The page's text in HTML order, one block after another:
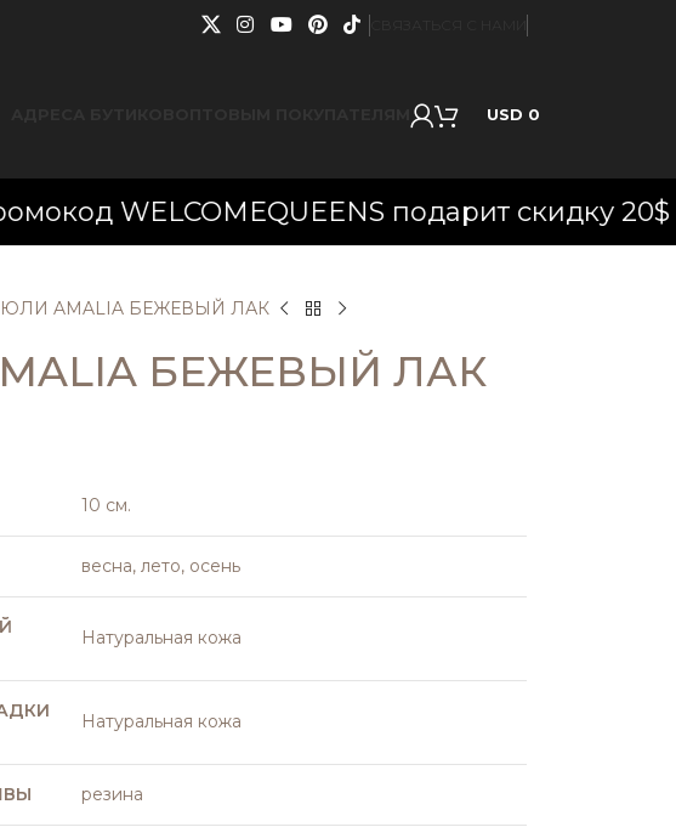
USD 0
подарит скидку 20$ на
AMALIA БЕЖЕВЫЙ ЛАК
БЕЖЕВЫЙ ЛАК
10 см.
весна, лето, осень
Натуральная кожа
Натуральная кожа
резина